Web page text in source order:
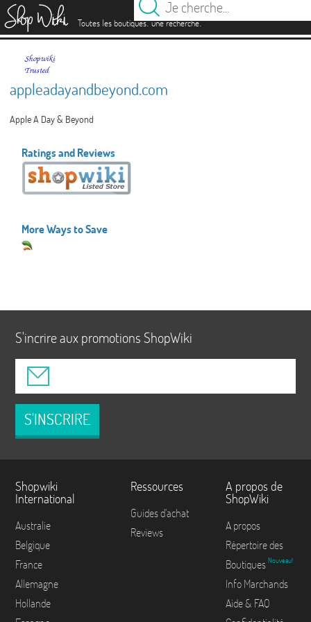
Toutes les boutiques.une recherche.
appleadayandbeyond.com
Apple A Day & Beyond
Ratings and Reviews
More Ways to Save
S'incrire aux promotions ShopWiki
S'INSCRIRE
Shopwiki
International
Australie
Belgique
France
Allemagne
Hollande
Ressources
Guides d'achat
Reviews
A propos de
ShopWiki
A propos
Répertoire des
Boutiques Nouveau!
Info Marchands
Aide & FAQ